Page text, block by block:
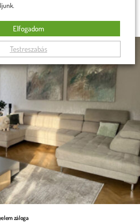
OTTHONOKBAN
záloga
Testreszabás
Elfogadom